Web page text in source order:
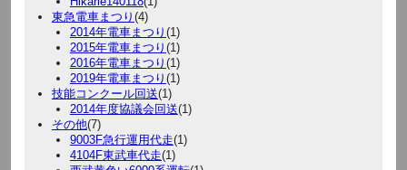
東急電車まつり (4)
2014年電車まつり (1)
2015年電車まつり (1)
2016年電車まつり (1)
2019年電車まつり (1)
技能コンクール回送(1)
2014年度協議会回送(1)
その他(7)
9003F急行運用代走(1)
4104F東武車代走(1)